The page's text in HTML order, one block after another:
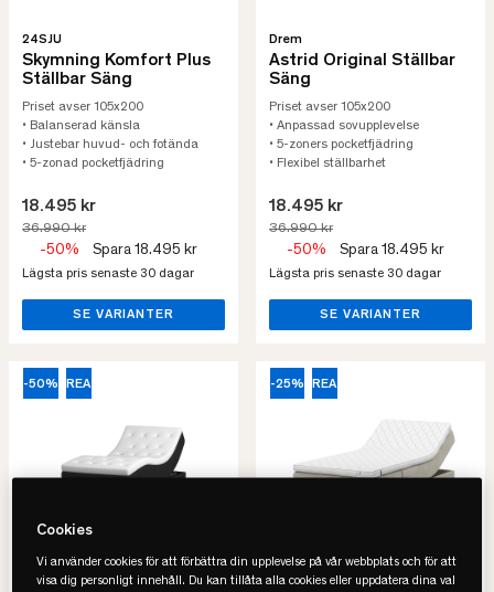
24SJU
Skymning Komfort Plus
Ställbar Säng
Priset avser 105x200
• Balanserad känsla
• Justebar huvud- och fotända
• 5-zonad pocketfjädring
18.495 kr
36.990 kr
-50% Spara 18.495 kr
Lägsta pris senaste 30 dagar
SE VARIANTER
Drem
Astrid Original Ställbar
Säng
Priset avser 105x200
• Anpassad sovupplevelse
• 5-zoners pocketfjädring
• Flexibel ställbarhet
18.495 kr
36.990 kr
-50% Spara 18.495 kr
Lägsta pris senaste 30 dagar
SE VARIANTER
-50% REA -25% REA
Cookies
Vi använder cookies för att förbättra din upplevelse på vår webbplats och för att
visa dig personligt innehåll. Du kan tillåta alla cookies eller uppdatera dina val